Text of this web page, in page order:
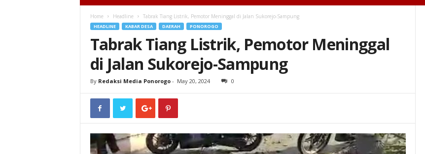
Home Headline Tabrak Tiang Listrik, Pemotor Meninggal di Jalan Sukorejo-Sampung
HEADLINE KABAR DESA DAERAH PONOROGO
Tabrak Tiang Listrik, Pemotor Meninggal
di Jalan Sukorejo-Sampung
By Redaksi Media Ponorogo- May 20, 2024 0